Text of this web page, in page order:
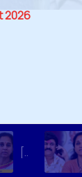
2026
[Dainik Prabhat]‘वाल्मिक कराडला बीड कारागृहातून नागपूरला हलवा’; सुप्रिया सुळेंची मुख्यमंत्र्यांकडे मोठी मागणी